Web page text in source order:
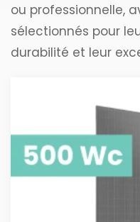
ou professionnelle,
sélectionnés pour
durabilité et leur